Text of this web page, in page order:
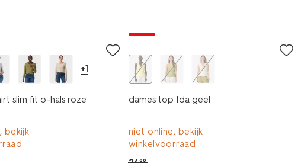
+1
slim fit o-hals roze
bekijk
dames top Ida geel
niet online, bekijk
winkelvoorraad
99